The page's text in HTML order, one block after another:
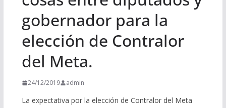
gobernador para la
elección de Contralor
del Meta.
24/12/2019 admin
La expectativa por la elección de Contralor del Meta